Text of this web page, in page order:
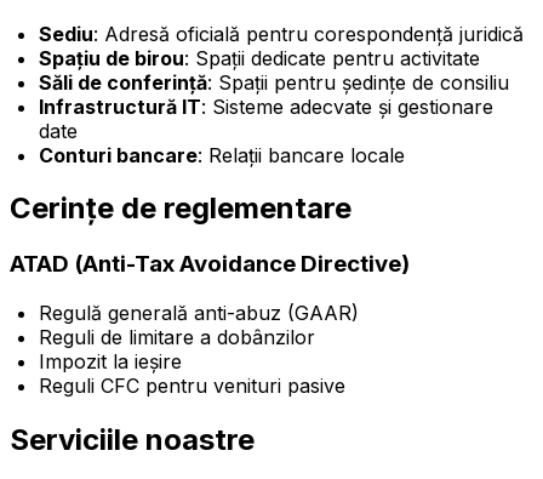
Sediu: Adresă oficială pentru corespondență juridică
Spațiu de birou: Spații dedicate pentru activitate
Săli de conferință: Spații pentru ședințe de consiliu
Infrastructură IT: Sisteme adecvate și gestionare
date
Conturi bancare: Relații bancare locale
Cerințe de reglementare
ATAD (Anti-Tax Avoidance Directive)
Regulă generală anti-abuz (GAAR)
Reguli de limitare a dobânzilor
Impozit la ieșire
Reguli CFC pentru venituri pasive
Serviciile noastre